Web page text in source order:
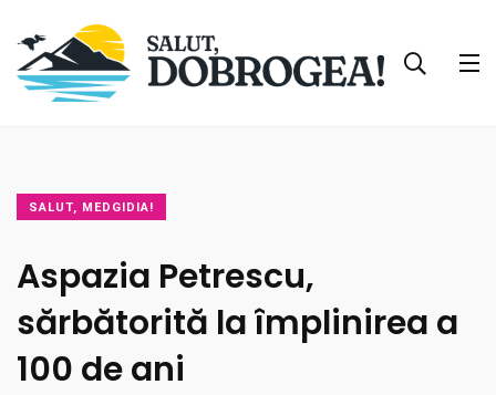
SALUT, MEDGIDIA!
Aspazia Petrescu,
sărbătorită la împlinirea a
100 de ani